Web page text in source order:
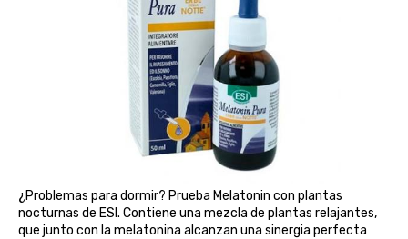
¿Problemas para dormir? Prueba Melatonin con plantas
nocturnas de ESI. Contiene una mezcla de plantas relajantes,
que junto con la melatonina alcanzan una sinergia perfecta
antiox y nutricosmética
hormonal y salud sexual
vías urinarias y próstata
vista y oídos
protección solar y mosquitos
diy cremas caseras
conservas, patés y sopas
aloe pura laboratorios
alta pasticceria italiana
alter nativa 3
amapola